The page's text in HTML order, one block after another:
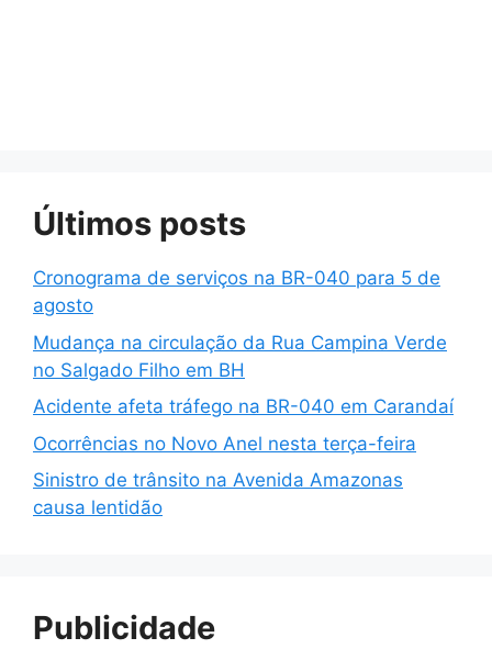
Últimos posts
Cronograma de serviços na BR-040 para 5 de
agosto
Mudança na circulação da Rua Campina Verde
no Salgado Filho em BH
Acidente afeta tráfego na BR-040 em Carandaí
Ocorrências no Novo Anel nesta terça-feira
Sinistro de trânsito na Avenida Amazonas
causa lentidão
Publicidade